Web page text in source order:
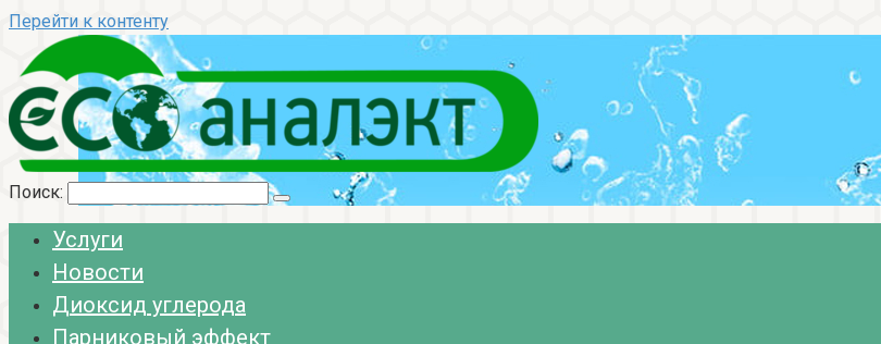
Перейти к контенту
Поиск:
Услуги
Новости
Диоксид углерода
Парниковый эффект